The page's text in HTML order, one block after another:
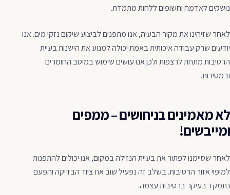
נושקים לאדמה וחשופים ללחות מתמדת.
לאחר שזיהינו את מקור הבעיה, אנו מתפנים לביצוע שיקום נזקי מים. אנו
יודעים שרק עבודה איכותית באמת יכולה למנוע את הישנות בעיית
הרטיבות מתחת לרצפות ולכן אנו עושים שימוש במיטב החומרים
ובמסירות.
לא מאמינים בניחושים – ממפים
ומייבשים!
לאחר שסיימנו לפתור את בעיית הנזילה במקום, אנו יכולים להתפנות
למיפוי אזור הרטיבות. בשלב זה נפעיל שוב את ציוד הבדיקה והפעם
נתמקד בעיקר ברטיבות עצמה.